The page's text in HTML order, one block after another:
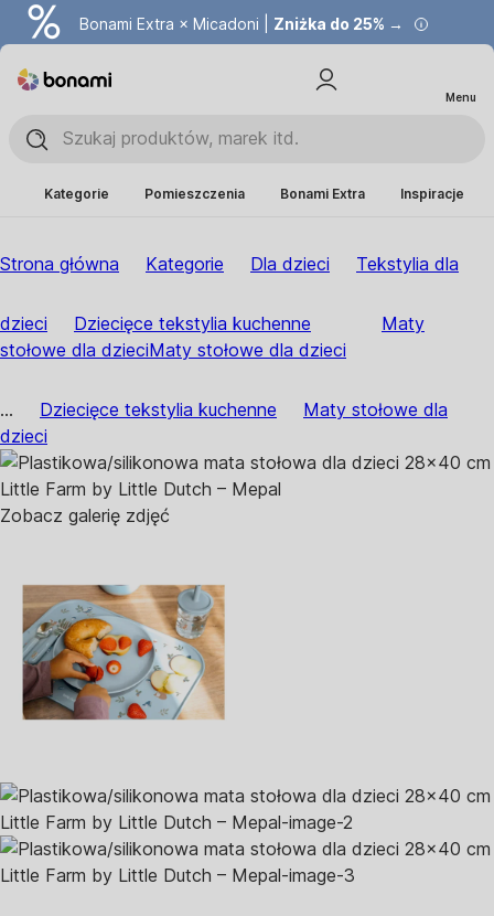
Bonami Extra × Micadoni | Zniżka do 25% →
Menu
Kategorie Pomieszczenia Bonami Extra Inspiracje
Strona główna Kategorie Dla dzieci Tekstylia dla
dzieci Dziecięce tekstylia kuchenne
Maty
stołowe dla dzieciMaty stołowe dla dzieci
... Dziecięce tekstylia kuchenne
Maty stołowe dla
dzieci
Zobacz galerię zdjęć